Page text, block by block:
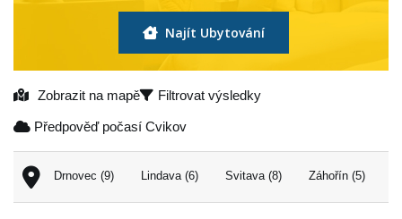
Najít Ubytování
Zobrazit na mapě Filtrovat výsledky
Předpověď počasí Cvikov
Drnovec (9) Lindava (6) Svitava (8) Záhořín (5)